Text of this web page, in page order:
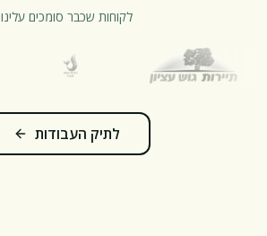
לקוחות שכבר סומכים עלינו
לתיק העבודות